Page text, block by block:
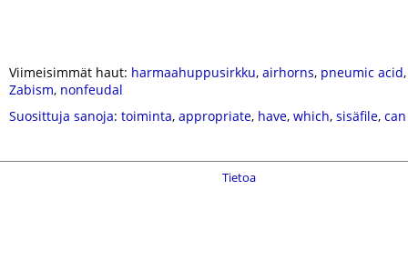
Viimeisimmät haut: harmaahuppusirkku, airhorns, pneumic acid
Zabism, nonfeudal
Suosittuja sanoja: toiminta, appropriate, have, which, sisäfile, can
Tietoa